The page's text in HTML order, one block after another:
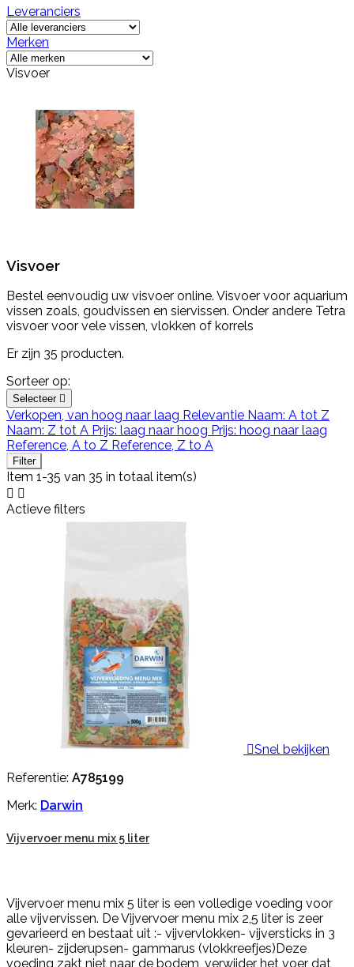
Leveranciers
Merken
Visvoer
Visvoer
Bestel eenvoudig uw visvoer online. Visvoer voor aquarium
vissen zoals, goudvissen en siervissen. Onder andere Tetra
visvoer voor vele vissen, vlokken of korrels
Er zijn 35 producten.
Sorteer op:
Selecteer 
Verkopen, van hoog naar laag Relevantie Naam: A tot Z
Naam: Z tot A Prijs: laag naar hoog Prijs: hoog naar laag
Reference, A to Z Reference, Z to A
Filter
Item 1-35 van 35 in totaal item(s)
 
Actieve filters
Snel bekijken
Referentie: A785199
Merk: Darwin
Vijvervoer menu mix 5 liter
Vijvervoer menu mix 5 liter is een volledige voeding voor
alle vijvervissen. De Vijvervoer menu mix 2,5 liter is zeer
gevarieerd en bestaat uit :- vijvervlokken- vijversticks in 3
kleuren- zijderupsen- gammarus (vlokkreefjes)Deze
voeding zakt niet naar de bodem, verwijder het voer dat